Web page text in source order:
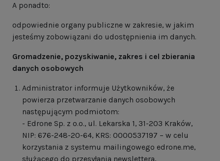
A ponadto:
odpowiednie organy publiczne w zakresie, w jakim
jesteśmy zobowiązani do udostępnienia im danych.
Gromadzenie, pozyskiwanie, zakres i cel zbierania
danych osobowych
Administrator informuje Użytkowników, że
powierza przetwarzanie danych osobowych
następującym podmiotom:
- Edrone Sp. z o.o., ul. Lekarska 1, 31-203 Kraków,
NIP: 676-248-20-64, KRS: 0000537197 – w celu
korzystania z systemu mailingowego edrone.me,
służącego do przesyłania newslettera,